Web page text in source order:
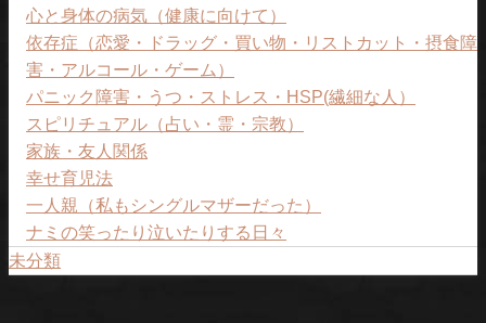
心と身体の病気（健康に向けて）
依存症（恋愛・ドラッグ・買い物・リストカット・摂食障
害・アルコール・ゲーム）
パニック障害・うつ・ストレス・HSP(繊細な人）
スピリチュアル（占い・霊・宗教）
家族・友人関係
幸せ育児法
一人親（私もシングルマザーだった）
ナミの笑ったり泣いたりする日々
未分類